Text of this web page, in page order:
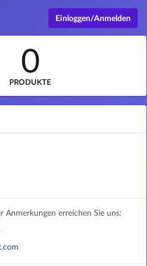
Einloggen/Anmelden
0
PRODUKTE
Anmerkungen erreichen Sie uns: